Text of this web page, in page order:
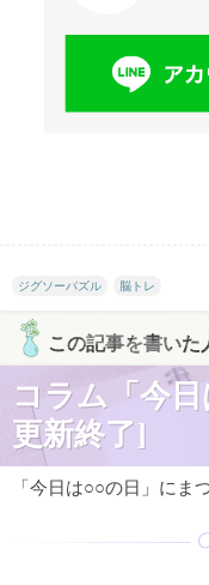
ジグソーパズル 脳トレ
この記事を書いた
コラム「今
更新終了]
「今日は○○の日」にま